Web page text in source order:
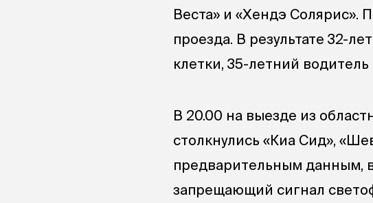
Веста» и «Хендэ Солярис».
проезда. В результате 32-
клетки, 35-летний
В 20.00 на выезде из
столкнулись «Киа Сид»,
предварительным данным,
запрещающий сигнал